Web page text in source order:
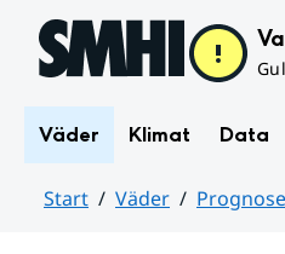
Hoppa till sidans innehåll
Väder Klimat Data
Start Väder